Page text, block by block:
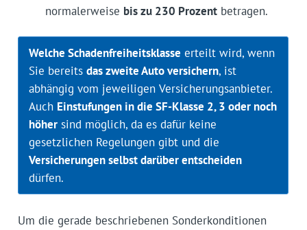
normalerweise bis zu 230 Prozentbetragen.
Welche Schadenfreiheitsklasse erteilt wird, wenn
Sie bereits das zweite Auto versichern, ist
abhängig vom jeweiligen Versicherungsanbieter.
Auch Einstufungen in die SF-Klasse 2, 3 oder noch
höhersind möglich, da es dafür keine
gesetzlichen Regelungen gibt und die
Versicherungen selbst darüber entscheiden
dürfen.
Um die gerade beschriebenen Sonderkonditionen